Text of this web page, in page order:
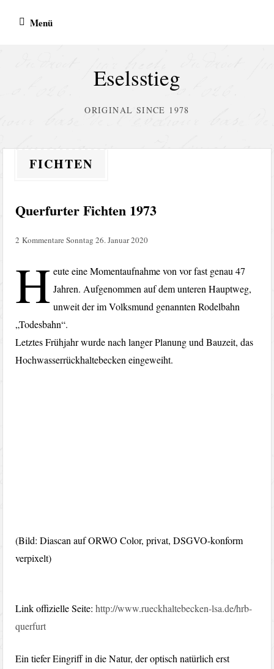
Inhalt Menü
Eselsstieg
ORIGINAL SINCE 1978
FICHTEN
Querfurter Fichten 1973
2 Kommentare Sonntag 26. Januar 2020
H eute eine Momentaufnahme von vor fast genau 47
Jahren. Aufgenommen auf dem unteren Hauptweg,
unweit der im Volksmund genannten Rodelbahn
„Todesbahn“.
Letztes Frühjahr wurde nach langer Planung und Bauzeit, das
Hochwasserrückhaltebecken eingeweiht.
(Bild: Diascan auf ORWO Color, privat, DSGVO-konform
verpixelt)
Link offizielle Seite:http://www.rueckhaltebecken-lsa.de/hrb-
querfurt
Ein tiefer Eingriff in die Natur, der optisch natürlich erst